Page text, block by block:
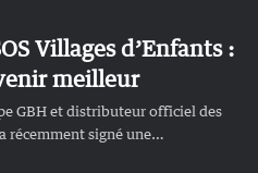
Villages d’Enfants :
meilleur
GBH et distributeur officiel des
récemment signé une…